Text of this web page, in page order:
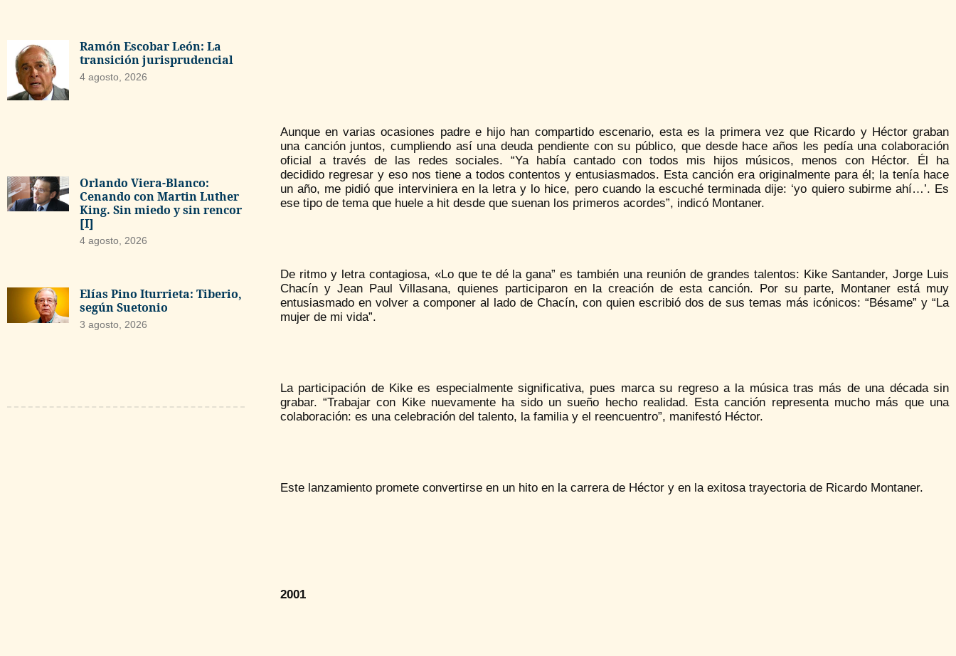
Ramón Escobar León: La
transición jurisprudencial
4 agosto, 2026
Orlando Viera-Blanco:
Cenando con Martin Luther
King. Sin miedo y sin rencor
[I]
4 agosto, 2026
Elías Pino Iturrieta: Tiberio,
según Suetonio
3 agosto, 2026
Aunque en varias ocasiones padre e hijo han compartido escenario, esta es la primera vez que Ricardo y Héctor graban
una canción juntos, cumpliendo así una deuda pendiente con su público, que desde hace años les pedía una colaboración
oficial a través de las redes sociales. “Ya había cantado con todos mis hijos músicos, menos con Héctor. Él ha
decidido regresar y eso nos tiene a todos contentos y entusiasmados. Esta canción era originalmente para él; la tenía hace
un año, me pidió que interviniera en la letra y lo hice, pero cuando la escuché terminada dije: ‘yo quiero subirme ahí…’. Es
ese tipo de tema que huele a hit desde que suenan los primeros acordes”, indicó Montaner.
De ritmo y letra contagiosa, «Lo que te dé la gana” es también una reunión de grandes talentos: Kike Santander, Jorge Luis
Chacín y Jean Paul Villasana, quienes participaron en la creación de esta canción. Por su parte, Montaner está muy
entusiasmado en volver a componer al lado de Chacín, con quien escribió dos de sus temas más icónicos: “Bésame” y “La
mujer de mi vida”.
La participación de Kike es especialmente significativa, pues marca su regreso a la música tras más de una década sin
grabar. “Trabajar con Kike nuevamente ha sido un sueño hecho realidad. Esta canción representa mucho más que una
colaboración: es una celebración del talento, la familia y el reencuentro”, manifestó Héctor.
Este lanzamiento promete convertirse en un hito en la carrera de Héctor y en la exitosa trayectoria de Ricardo Montaner.
2001